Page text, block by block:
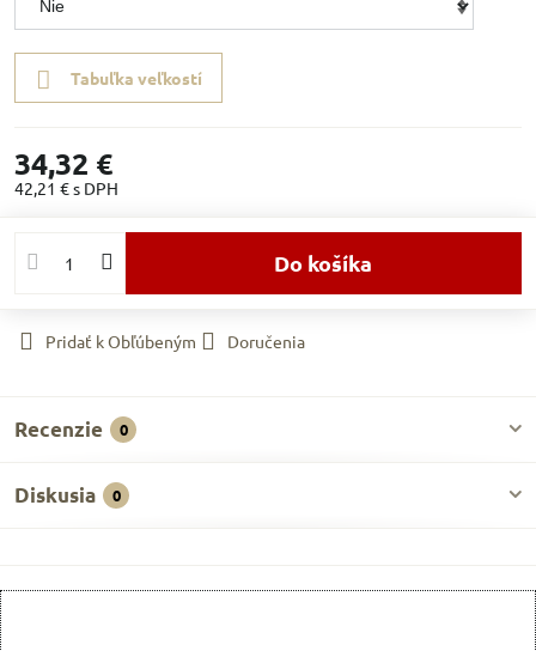
Tabuľka veľkostí
34,32 €
42,21 €s DPH
Do košíka
Pridať k Obľúbeným Doručenia
Recenzie 0
Diskusia 0